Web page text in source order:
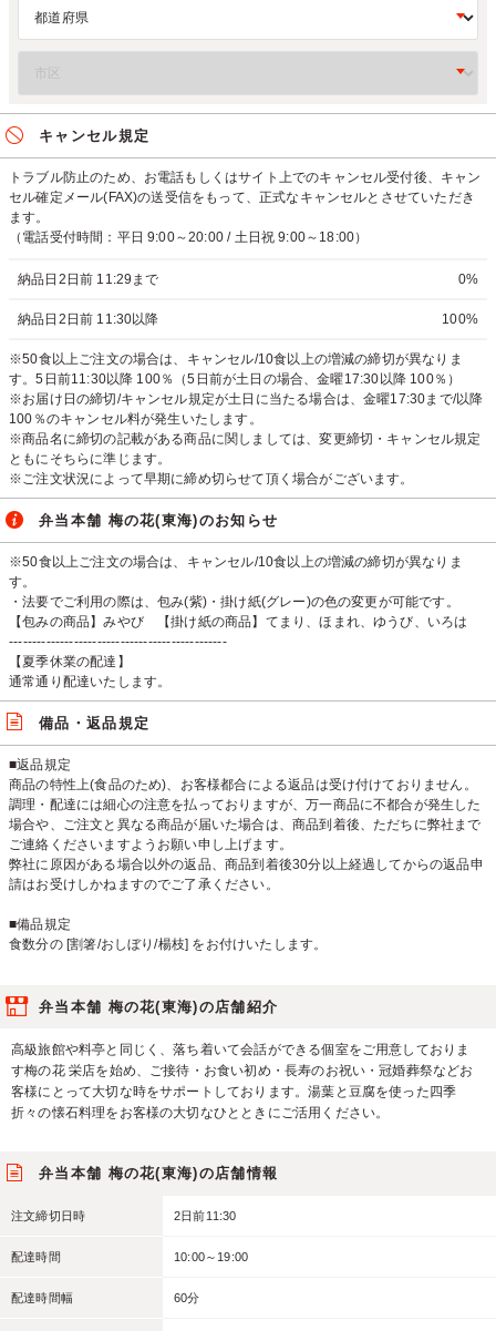
キャンセル規定
トラブル防止のため、お電話もしくはサイト上でのキャンセル受付後、キャン
セル確定メール(FAX)の送受信をもって、正式なキャンセルとさせていただき
ます。
（電話受付時間：平日 9:00～20:00 / 土日祝 9:00～18:00）
納品日2日前 11:29まで 0%
納品日2日前 11:30以降 100%
※50食以上ご注文の場合は、キャンセル/10食以上の増減の締切が異なりま
す。5日前11:30以降 100％（5日前が土日の場合、金曜17:30以降 100％）
※お届け日の締切/キャンセル規定が土日に当たる場合は、金曜17:30まで/以降
100％のキャンセル料が発生いたします。
※商品名に締切の記載がある商品に関しましては、変更締切・キャンセル規定
ともにそちらに準じます。
※ご注文状況によって早期に締め切らせて頂く場合がございます。
弁当本舗 梅の花(東海)のお知らせ
※50食以上ご注文の場合は、キャンセル/10食以上の増減の締切が異なりま
す。
・法要でご利用の際は、包み(紫)・掛け紙(グレー)の色の変更が可能です。
【包みの商品】みやび 【掛け紙の商品】てまり、ほまれ、ゆうび、いろは
-----------------------------------------------
【夏季休業の配達】
通常通り配達いたします。
備品・返品規定
■返品規定
商品の特性上(食品のため)、お客様都合による返品は受け付けておりません。
調理・配達には細心の注意を払っておりますが、万一商品に不都合が発生した
場合や、ご注文と異なる商品が届いた場合は、商品到着後、ただちに弊社まで
ご連絡くださいますようお願い申し上げます。
弊社に原因がある場合以外の返品、商品到着後30分以上経過してからの返品申
請はお受けしかねますのでご了承ください。
■備品規定
食数分の [割箸/おしぼり/楊枝] をお付けいたします。
弁当本舗 梅の花(東海)の店舗紹介
高級旅館や料亭と同じく、落ち着いて会話ができる個室をご用意しておりま
す梅の花 栄店を始め、ご接待・お食い初め・長寿のお祝い・冠婚葬祭などお
客様にとって大切な時をサポートしております。湯葉と豆腐を使った四季
折々の懐石料理をお客様の大切なひとときにご活用ください。
弁当本舗 梅の花(東海)の店舗情報
注文締切日時 2日前11:30
配達時間 10:00～19:00
配達時間幅 60分